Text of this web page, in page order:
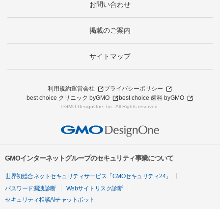
お問い合わせ
掲載のご案内
サイトマップ
利用規約運営会社
プライバシーポリシー
best choice クリニック byGMO
best choice 歯科 byGMO
©GMO DesignOne, Inc. All Rights reserved.
GMOインターネットグループのセキュリティ事業について
世界初総合ネットセキュリティサービス「GMOセキュリティ24」
パスワード漏洩診断
Webサイトリスク診断
セキュリティ相談AIチャットボット